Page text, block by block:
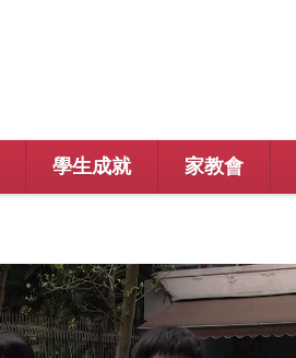
學生成就 家教會